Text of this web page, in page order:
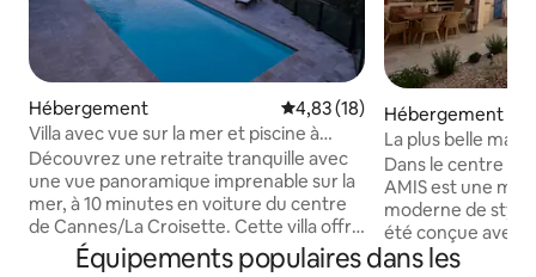
Hébergement Évaluation moyenne sur la
4,83 (18)
Villa avec vue sur la mer et piscine à
Cannes, à 10 min de la plage
Découvrez une retraite tranquille avec
une vue panoramique imprenable sur la
mer, à 10 minutes en voiture du centre
de Cannes/La Croisette. Cette villa offre
un mélange parfait d'isolement paisible
et d'accès pratique au glamour de la ville.
Hébergement
La plus belle
ville d'Antibes
Dans le centre
AMIS est une
moderne de
été conçue avec
confort. Avec son
Équipements populaires dans les